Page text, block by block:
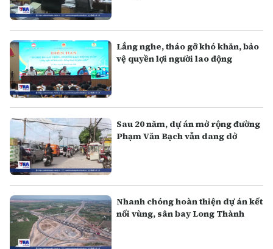
Lắng nghe, tháo gỡ khó khăn, bảo
vệ quyền lợi người lao động
Sau 20 năm, dự án mở rộng đường
Phạm Văn Bạch vẫn dang dở
Nhanh chóng hoàn thiện dự án kết
nối vùng, sân bay Long Thành